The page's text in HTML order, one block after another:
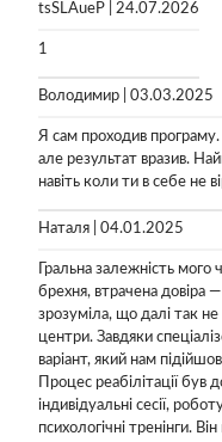
tsSLAueP | 24.07.2026
1
Володимир | 03.03.2025
Я сам проходив
але результат вразив.
навіть коли ти в себе не
Наталя | 04.01.2025
Гральна залежність
брехня, втрачена довіра
зрозуміла, що далі так
центри. Завдяки
варіант, який нам
Процес реабілітації
індивідуальні сесії,
психологічні тренінги.